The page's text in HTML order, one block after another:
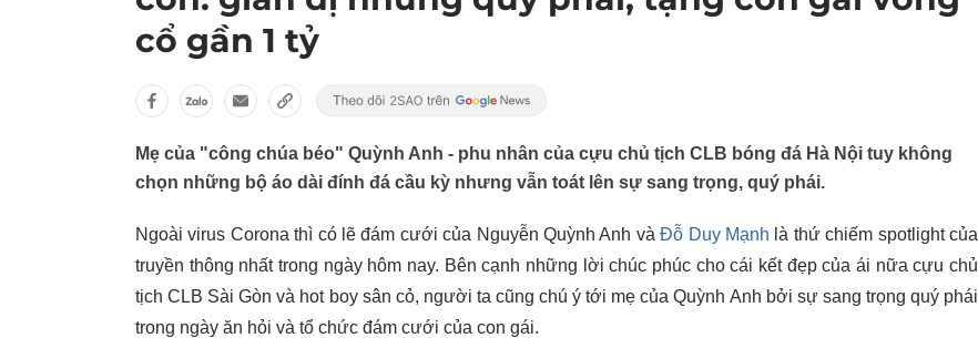
cổ gần 1 tỷ
Mẹ của "công chúa béo" Quỳnh Anh - phu nhân của cựu chủ tịch CLB bóng đá Hà Nội tuy không
chọn những bộ áo dài đính đá cầu kỳ nhưng vẫn toát lên sự sang trọng, quý phái.
Ngoài virus Corona thì có lẽ đám cưới của Nguyễn Quỳnh Anh vàĐỗ Duy Mạnh là thứ chiếm spotlight của
truyền thông nhất trong ngày hôm nay. Bên cạnh những lời chúc phúc cho cái kết đẹp của ái nữa cựu chủ
tịch CLB Sài Gòn và hot boy sân cỏ, người ta cũng chú ý tới mẹ của Quỳnh Anh bởi sự sang trọng quý phái
trong ngày ăn hỏi và tổ chức đám cưới của con gái.